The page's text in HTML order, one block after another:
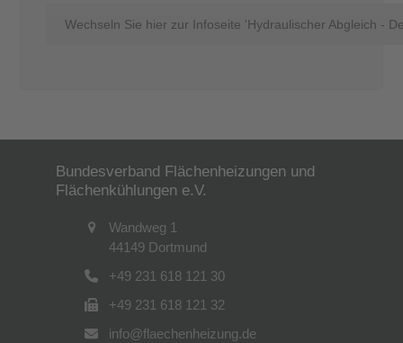
Wechseln Sie hier zur Infoseite 'Hydraulischer Abgleich -
Bundesverband Flächenheizungen und
Flächenkühlungen e.V.
Wandweg 1
44149 Dortmund
+49 231 618 121 30
+49 231 618 121 32
info@flaechenheizung.de